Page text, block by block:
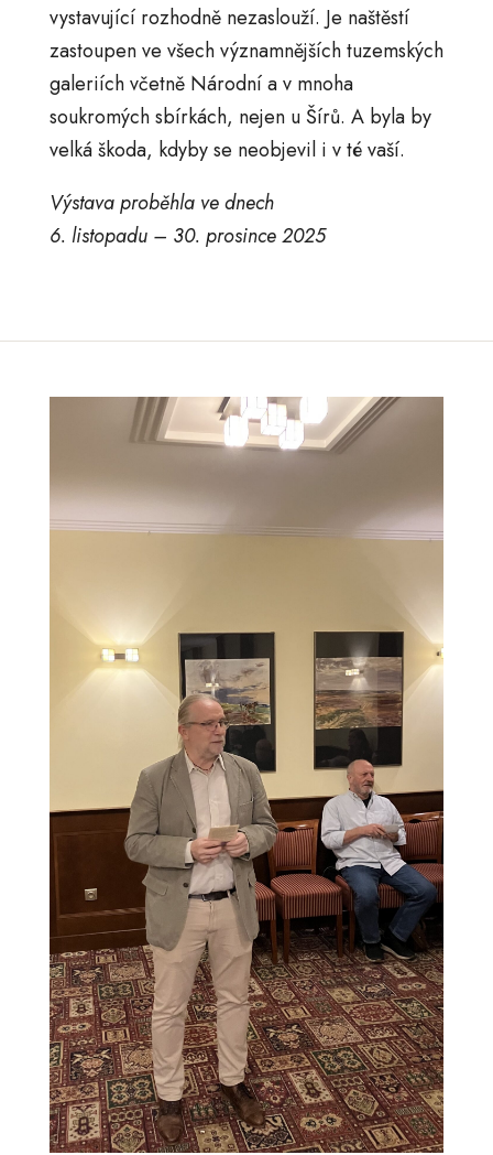
vystavující rozhodně nezaslouží. Je naštěstí
zastoupen ve všech významnějších tuzemských
galeriích včetně Národní a v mnoha
soukromých sbírkách, nejen u Šírů. A byla by
velká škoda, kdyby se neobjevil i v té vaší.
Výstava proběhla ve dnech
6. listopadu – 30. prosince 2025